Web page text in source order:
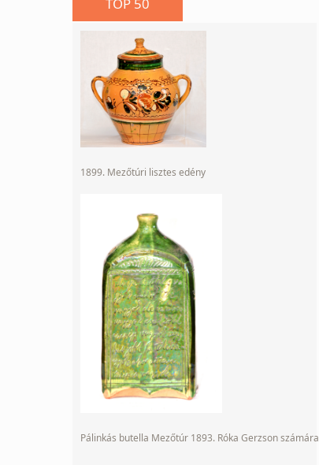
1899. Mezőtúri lisztes edény
Pálinkás butella Mezőtúr 1893. Róka Gerzson számára